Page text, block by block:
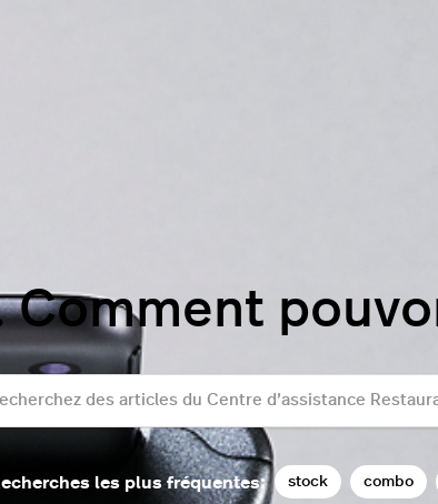
Comment
les plus fréquentes: stock combo